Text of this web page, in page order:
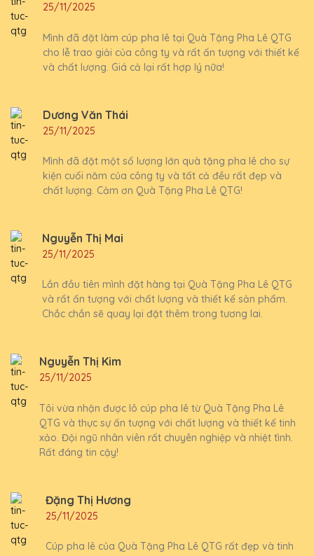
25/11/2025
Mình đã đặt làm cúp pha lê tại Quà Tặng Pha Lê QTG
cho lễ trao giải của công ty và rất ấn tượng với thiết kế
và chất lượng. Giá cả lại rất hợp lý nữa!
Dương Văn Thái
25/11/2025
Mình đã đặt một số lượng lớn quà tặng pha lê cho sự
kiện cuối năm của công ty và tất cả đều rất đẹp và
chất lượng. Cảm ơn Quà Tặng Pha Lê QTG!
Nguyễn Thị Mai
25/11/2025
Lần đầu tiên mình đặt hàng tại Quà Tặng Pha Lê QTG
và rất ấn tượng với chất lượng và thiết kế sản phẩm.
Chắc chắn sẽ quay lại đặt thêm trong tương lai.
Nguyễn Thị Kim
25/11/2025
Tôi vừa nhận được lô cúp pha lê từ Quà Tặng Pha Lê
QTG và thực sự ấn tượng với chất lượng và thiết kế tinh
xảo. Đội ngũ nhân viên rất chuyên nghiệp và nhiệt tình.
Rất đáng tin cậy!
Đặng Thị Hương
25/11/2025
Cúp pha lê của Quà Tặng Pha Lê QTG rất đẹp và tinh